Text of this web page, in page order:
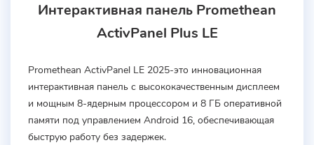
Интерактивная панель Promethean
ActivPanel Plus LE
Promethean ActivPanel LE 2025-это инновационная
интерактивная панель с высококачественным дисплеем
и мощным 8-ядерным процессором и 8 ГБ оперативной
памяти под управлением Android 16, обеспечивающая
быструю работу без задержек.